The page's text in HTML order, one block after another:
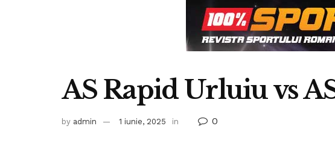
AS Rapid Urluiu vs
by admin 1 iunie, 2025 in 0